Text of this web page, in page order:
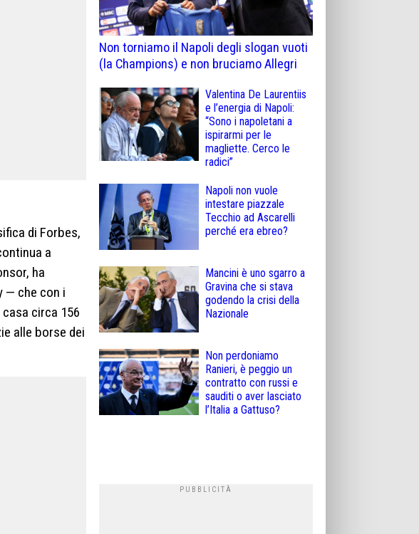
di Forbes,
a
ha
— che con i
circa 156
alle borse dei
Non torniamo il Napoli degli slogan vuoti
(la Champions) e non bruciamo Allegri
Valentina De Laurentiis
e l’energia di Napoli:
“Sono i napoletani a
ispirarmi per le
magliette. Cerco le
radici”
Napoli non vuole
intestare piazzale
Tecchio ad Ascarelli
perché era ebreo?
Mancini è uno sgarro a
Gravina che si stava
godendo la crisi della
Nazionale
Non perdoniamo
Ranieri, è peggio un
contratto con russi e
sauditi o aver lasciato
l’Italia a Gattuso?